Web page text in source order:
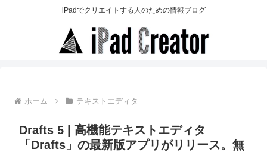
iPadでクリエイトする人のための情報ブログ
ホーム テキストエディタ
Drafts 5 | 高機能テキストエディタ
「Drafts」の最新版アプリがリリース。無